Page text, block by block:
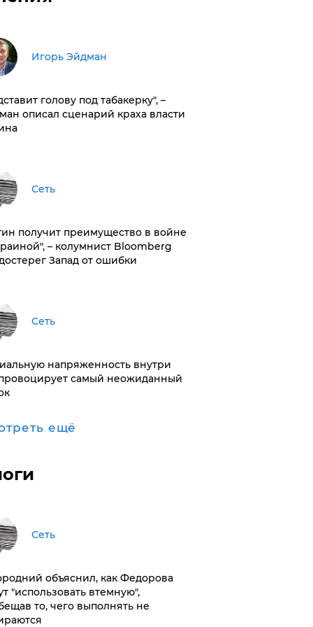
Игорь Эйдман
голову под табакерку", –
описал сценарий краха власти
Сеть
получит преимущество в войне
– колумнист Bloomberg
Запад от ошибки
Сеть
напряженность внутри
самый неожиданный
ещё
Сеть
объяснил, как Федорова
"использовать втемную",
то, чего выполнять не